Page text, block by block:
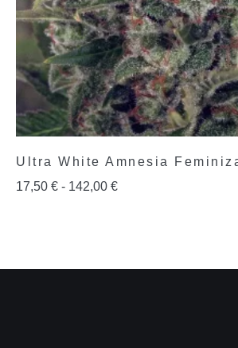
Ultra White Amnesia
17,50 € - 142,00 €